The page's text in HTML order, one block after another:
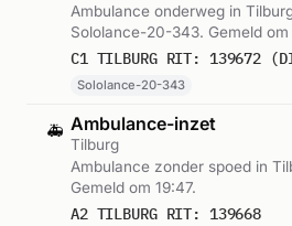
Ambulance onderweg in
Sololance-20-343. Gemeld om
Sololance-20-343
🚑 Ambulance-inzet
Tilburg
Ambulance zonder spoed in
Gemeld om 19:47.
A2 TILBURG RIT: 139668